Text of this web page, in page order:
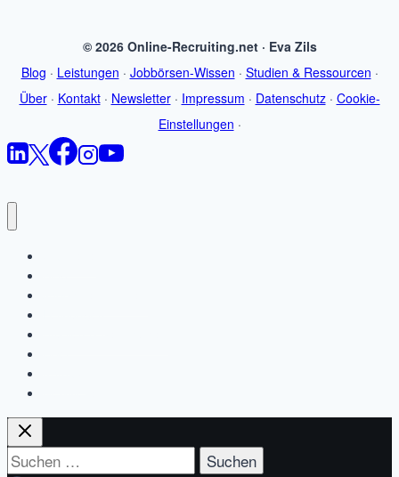
© 2026 Online-Recruiting.net · Eva Zils
Blog · Leistungen · Jobbörsen-Wissen · Studien & Ressourcen ·
Über· Kontakt· Newsletter· Impressum · Datenschutz· Cookie-
Einstellungen ·
Suchen